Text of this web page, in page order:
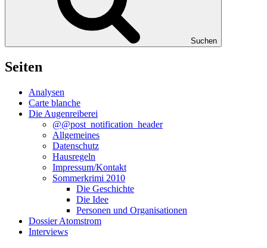
Suchen
Seiten
Analysen
Carte blanche
Die Augenreiberei
@@post_notification_header
Allgemeines
Datenschutz
Hausregeln
Impressum/Kontakt
Sommerkrimi 2010
Die Geschichte
Die Idee
Personen und Organisationen
Dossier Atomstrom
Interviews